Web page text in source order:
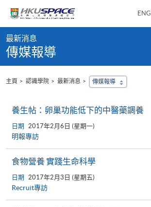
content
ENG
content
start
最新消息
傳媒報導
主頁 認識學院 最新消息 傳媒報導
養生帖：卵巢功能低下的中醫藥調養
日期 2017年2月6日 (星期一)
明報專訪
食物營養 實踐生命科學
日期 2017年2月3日 (星期五)
Recruit專訪